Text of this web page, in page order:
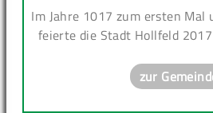
Im Jahre 1017 zum ersten
feierte die Stadt Hollfeld
zur